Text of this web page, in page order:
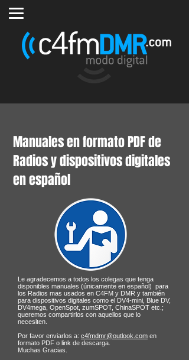
Manuales en formato PDF de
Radios y dispositivos digitales
en español
Le agradecemos a todos los colegas que tenga
disponibles manuales (únicamente en español) para
los Radios mas usados en C4FM y DMR y también
para dispositivos digitales como el DV4-mini, Blue DV,
DV4mega, OpenSpot, zumSPOT, ChinaSPOT etc.;
queremos compartirlos con aquellos que lo
necesiten.
Por favor enviarlos a: c4fmdmr@outlook.com en
formato PDF o link de descarga.
Muchas Gracias.